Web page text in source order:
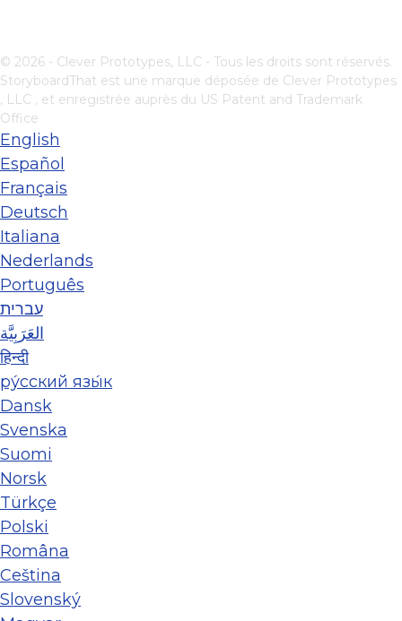
© 2026 - Clever Prototypes, LLC - Tous les droits sont réservés.
StoryboardThat est une marque déposée de Clever Prototypes
, LLC , et enregistrée auprès du US Patent and Trademark
Office
English
Español
Français
Deutsch
Italiana
Nederlands
Português
עברית
العَرَبِيَّة
हिन्दी
ру́сский язы́к
Dansk
Svenska
Suomi
Norsk
Türkçe
Polski
Româna
Ceština
Slovenský